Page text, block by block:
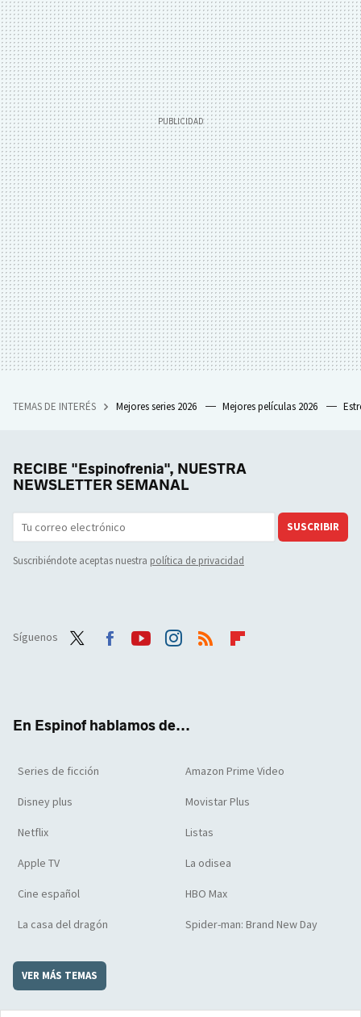
TEMAS DE INTERÉS Mejores series 2026 Mejores películas 2026
RECIBE "Espinofrenia", NUESTRA
NEWSLETTER SEMANAL
SUSCRIBIR
Suscribiéndote aceptas nuestra política de privacidad
Síguenos
En Espinof hablamos de...
Series de ficción Amazon Prime Video
Disney plus Movistar Plus
Netflix Listas
Apple TV La odisea
Cine español HBO Max
La casa del dragón Spider-man: Brand New Day
VER MÁS TEMAS